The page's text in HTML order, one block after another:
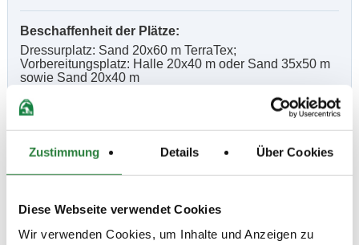
Zustimmung Details Über Cookies
Diese Webseite verwendet Cookies
Wir verwenden Cookies, um Inhalte und Anzeigen zu
Beschaffenheit der Plätze:
Dressurplatz: Sand 20x60 m TerraTex;
Vorbereitungsplatz: Halle 20x40 m oder Sand 35x50 m
sowie Sand 20x40 m
Vorläufige Zeitenteilung:
Fr. nachm.: 2,10,11,12,13,14
So. vorm.: 6,7; nachm.: 1,3,16,18
Ergebnisse: